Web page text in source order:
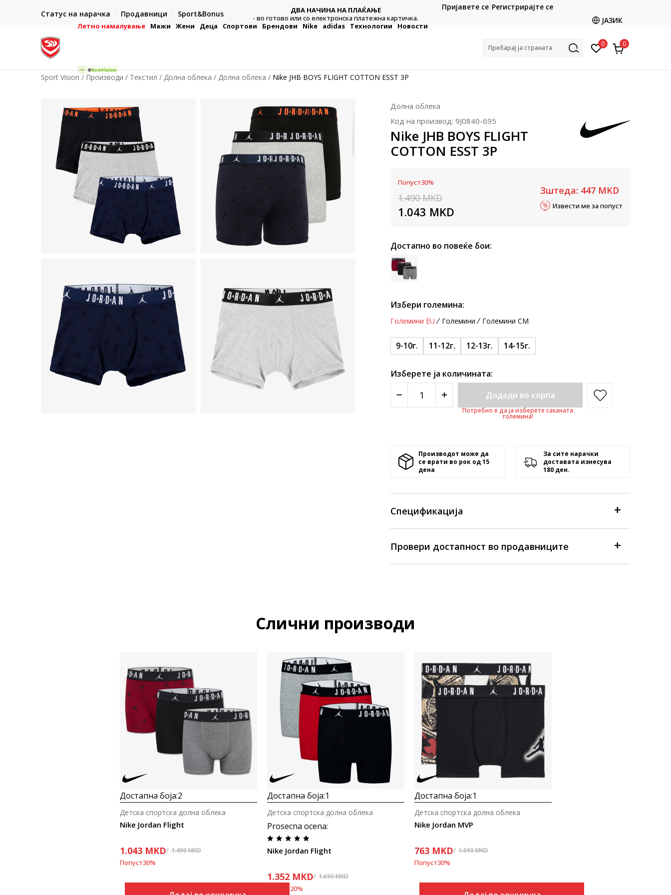
Статус на нарачка Продавници Sport&Bonus
- на сите нарачки во готово или со електронска платежна
ДВА НАЧИНА НА ПЛАЌАЊЕ
- во готово или со електронска платежна картичка.
CLICK & COLLECT
Платете со картичка online и подигнете во продавницата
Пријавете се Регистрирајте се
ЈАЗИК
Летно намалување Мажи Жени Деца Спортови Брендови Nike adidas Технологии Новости
Пребарај ја страната 0 0
Sport Vision Производи Текстил Долна облека Долна облека Nike JHB BOYS FLIGHT COTTON ESST 3P
Долна облека
Код на производ: 9J0840-695
Nike JHB BOYS FLIGHT
COTTON ESST 3P
Попуст30%
1.490 MKD
1.043 MKD
Зштеда: 447 MKD
Извести ме за попуст
Достапно во повеќе бои:
Избери големина:
Големини EU Големини Големини CM
9-10г. 11-12г. 12-13г. 14-15г.
Изберете ја количината:
Додади во корпа
Потребно е да ја изберете саканата
големина!
Производот може да
се врати во рок од 15
денa
За сите нарачки
доставата изнесува
180 ден.
Спецификација
Провери достапност во продавниците
Слични производи
Достапна боја:2
Nike Jordan Flight
Детска спортска долна облека
1.043 MKD 1.490MKD
Попуст30%
Достапна боја:1
Prosecna ocena:
Nike Jordan Flight
Детска спортска долна облека
1.352 MKD 1.690MKD
20%
Достапна боја:1
Nike Jordan MVP
Детска спортска долна облека
763 MKD 1.090MKD
Попуст30%